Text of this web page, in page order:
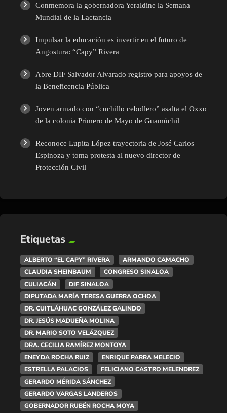
Conmemora la gobernadora Yeraldine la Semana
Mundial de la Lactancia
Impulsar la educación es invertir en el futuro de
Angostura: “Capy” Rivera
Abre DIF Salvador Alvarado registro para apoyos de
la Beneficencia Pública
Joven armado con “cuchillo cebollero” asalta el Oxxo
de la colonia Primero de Mayo de Guamúchil
Reconoce Lupita López trayectoria de José Carlos
Espinoza y toma protesta al nuevo director de
Protección Civil
Etiquetas
ALBERTO “EL CAPY” RIVERA
ARMANDO CAMACHO
CLAUDIA SHEINBAUM
CONGRESO SINALOA
CULIACÁN
DIF SINALOA
DIPUTADA MARÍA TERESA GUERRA OCHOA
DR. CUITLÁHUAC GONZÁLEZ GALINDO
DR. JESÚS MADUEÑA MOLINA
DR. MARIO SOTO VELÁZQUEZ
DRA. CECILIA RAMÍREZ MONTOYA
ENEYDA ROCHA RUIZ
ENRIQUE PARRA MELECIO
ESTRELLA PALACIOS
FELICIANO CASTRO MELENDREZ
GERARDO MÉRIDA SÁNCHEZ
GERARDO VARGAS LANDEROS
GOBERNADOR RUBÉN ROCHA MOYA